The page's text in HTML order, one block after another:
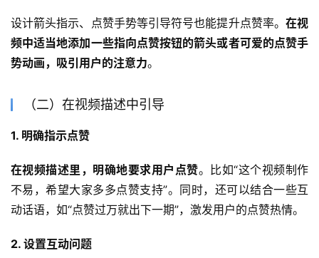
设计箭头指示、点赞手势等引导符号也能提升点赞率。 在视
频中适当地添加一些指向点赞按钮的箭头或者可爱的点赞手
势动画，吸引用户的注意力。
（二）在视频描述中引导
1. 明确指示点赞
在视频描述里，明确地要求用户点赞。比如“这个视频制作
不易，希望大家多多点赞支持”。同时，还可以结合一些互
动话语，如“点赞过万就出下一期”，激发用户的点赞热情。
2. 设置互动问题